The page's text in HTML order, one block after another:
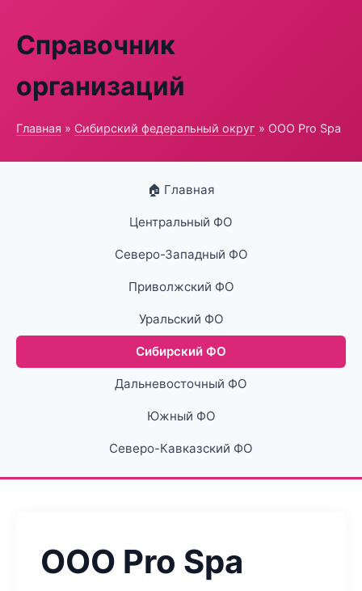
Справочник
организаций
Главная » Сибирский федеральный округ » ООО Pro Spa
🏠 Главная
Центральный ФО
Северо-Западный ФО
Приволжский ФО
Уральский ФО
Сибирский ФО
Дальневосточный ФО
Южный ФО
Северо-Кавказский ФО
ООО Pro Spa